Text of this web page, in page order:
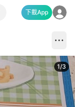
下載App
1/3